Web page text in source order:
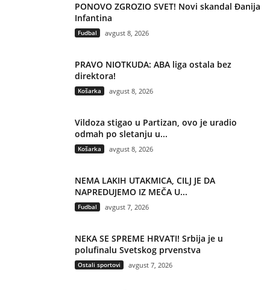
PONOVO ZGROZIO SVET! Novi skandal Đanija
Infantina
Fudbal avgust 8, 2026
PRAVO NIOTKUDA: ABA liga ostala bez
direktora!
Košarka avgust 8, 2026
Vildoza stigao u Partizan, ovo je uradio
odmah po sletanju u...
Košarka avgust 8, 2026
NEMA LAKIH UTAKMICA, CILJ JE DA
NAPREDUJEMO IZ MEČA U...
Fudbal avgust 7, 2026
NEKA SE SPREME HRVATI! Srbija je u
polufinalu Svetskog prvenstva
Ostali sportovi avgust 7, 2026